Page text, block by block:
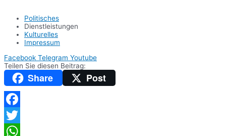
Politisches
Dienstleistungen
Kulturelles
Impressum
Facebook Telegram Youtube
Teilen Sie diesen Beitrag:
Share Post
Facebook
Twitter